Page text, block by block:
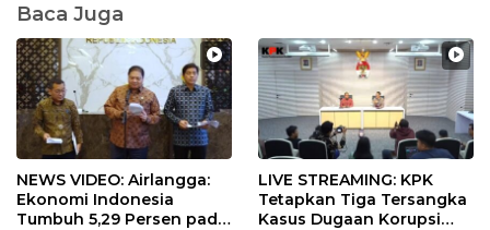
Baca Juga
NEWS VIDEO: Airlangga:
Ekonomi Indonesia
Tumbuh 5,29 Persen pada
LIVE STREAMING: KPK
Tetapkan Tiga Tersangka
Kasus Dugaan Korupsi